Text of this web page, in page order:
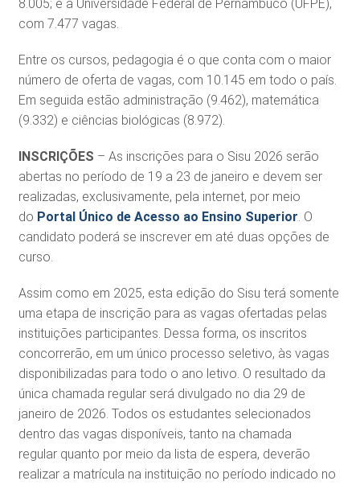
8.005; e a Universidade Federal de Pernambuco (UFPE),
com 7.477 vagas.
Entre os cursos, pedagogia é o que conta com o maior
número de oferta de vagas, com 10.145 em todo o país.
Em seguida estão administração (9.462), matemática
(9.332) e ciências biológicas (8.972).
INSCRIÇÕES – As inscrições para o Sisu 2026 serão
abertas no período de 19 a 23 de janeiro e devem ser
realizadas, exclusivamente, pela internet, por meio
do Portal Único de Acesso ao Ensino Superior. O
candidato poderá se inscrever em até duas opções de
curso.
Assim como em 2025, esta edição do Sisu terá somente
uma etapa de inscrição para as vagas ofertadas pelas
instituições participantes. Dessa forma, os inscritos
concorrerão, em um único processo seletivo, às vagas
disponibilizadas para todo o ano letivo. O resultado da
única chamada regular será divulgado no dia 29 de
janeiro de 2026. Todos os estudantes selecionados
dentro das vagas disponíveis, tanto na chamada
regular quanto por meio da lista de espera, deverão
realizar a matrícula na instituição no período indicado no